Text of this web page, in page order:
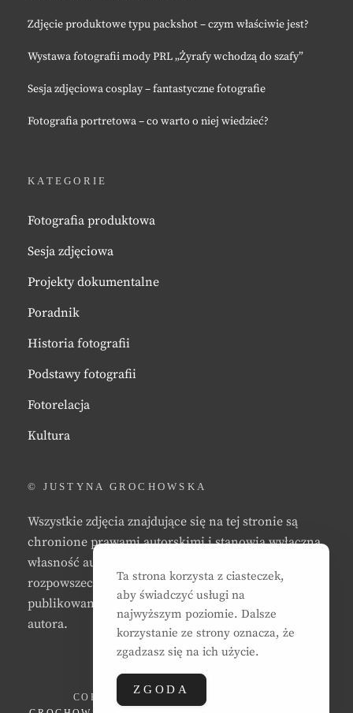
Zdjęcie produktowe typu packshot – czym właściwie jest?
Wystawa fotografii mody PRL „Żyrafy wchodzą do szafy”
Sesja zdjęciowa cosplay – fantastyczne fotografie
Fotografia portretowa – co warto o niej wiedzieć?
KATEGORIE
Fotografia produktowa
Sesja zdjęciowa
Projekty dokumentalne
Poradnik
Historia fotografii
Podstawy fotografii
Fotorelacja
Kultura
© JUSTYNA GROCHOWSKA
Wszystkie zdjęcia znajdujące się na tej stronie są
chronione prawami autorskimi i stanowią wyłączną
własność autora strony. Zabrania się kopiowania,
rozpowszechniania, reprodukowania,
publikowania, i/lub modyfikowania zdjęć bez zgody
autora.
COPYRIGHT © 2026
Ta strona korzysta z ciasteczek,
aby świadczyć usługi na
najwyższym poziomie. Dalsze
korzystanie ze strony oznacza, że
zgadzasz się na ich użycie.
ZGODA